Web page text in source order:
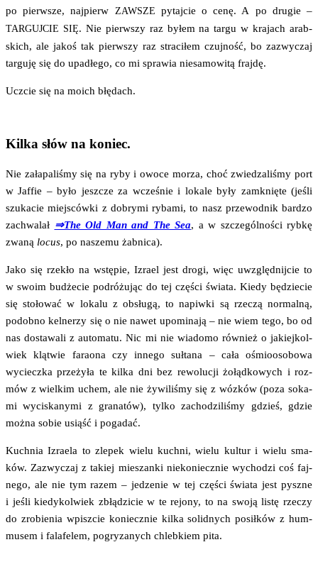
po pierw­sze, naj­pierw
ZAWSZE pytaj­cie o cenę. A po dru­gie –
TARGUJCIE SIĘ. Nie pierw­szy raz byłem na tar­gu w kra­jach arab­
skich, ale jakoś tak pierw­szy raz stra­ci­łem czuj­ność, bo zazwy­czaj
tar­gu­ję się do upa­dłe­go, co mi spra­wia nie­sa­mo­wi­tą frajdę.
Uczcie się na moich błędach.
Kilka słów na koniec.
Nie zała­pa­li­śmy się na ryby i owo­ce morza, choć zwie­dza­li­śmy port
w Jaf­fie – było jesz­cze za wcze­śnie i loka­le były zamknię­te (jeśli
szu­ka­cie miej­sców­ki z dobry­mi ryba­mi, to nasz prze­wod­nik bar­dzo
zachwa­lał ⇒The Old Man and The Sea, a w szcze­gól­no­ści ryb­kę
zwa­ną locus, po nasze­mu żabnica).
Jako się rze­kło na wstę­pie, Izra­el jest dro­gi, więc uwzględ­nij­cie to
w swo­im budże­cie podró­żu­jąc do tej czę­ści świa­ta. Kie­dy będzie­cie
się sto­ło­wać w loka­lu z obsłu­gą, to napiw­ki są rze­czą nor­mal­ną,
podob­no kel­ne­rzy się o nie nawet upo­mi­na­ją – nie wiem tego, bo od
nas dosta­wa­li z auto­ma­tu. Nic mi nie wia­do­mo rów­nież o jakiej­kol­
wiek klą­twie fara­ona czy inne­go suł­ta­na – cała ośmio­oso­bo­wa
wyciecz­ka prze­ży­ła te kil­ka dni bez rewo­lu­cji żołąd­ko­wych i roz­
mów z wiel­kim uchem, ale nie żywi­li­śmy się z wóz­ków (poza soka­
mi wyci­ska­ny­mi z gra­na­tów), tyl­ko zacho­dzi­li­śmy gdzieś, gdzie
moż­na sobie usiąść i pogadać.
Kuch­nia Izra­ela to zle­pek wie­lu kuch­ni, wie­lu kul­tur i wie­lu sma­
ków. Zazwy­czaj z takiej mie­szan­ki nie­ko­niecz­nie wycho­dzi coś faj­
ne­go, ale nie tym razem – jedze­nie w tej czę­ści świa­ta jest pysz­ne
i jeśli kie­dy­kol­wiek zbłą­dzi­cie w te rejo­ny, to na swo­ją listę rze­czy
do zro­bie­nia wpisz­cie koniecz­nie kil­ka solid­nych posił­ków z hum­
mu­sem i fala­fe­lem, pogry­za­nych chleb­kiem pita.